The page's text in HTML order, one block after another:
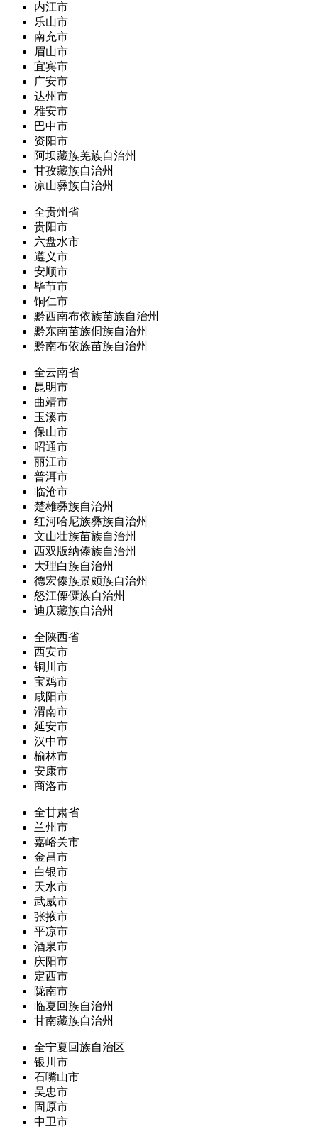
内江市
乐山市
南充市
眉山市
宜宾市
广安市
达州市
雅安市
巴中市
资阳市
阿坝藏族羌族自治州
甘孜藏族自治州
凉山彝族自治州
全贵州省
贵阳市
六盘水市
遵义市
安顺市
毕节市
铜仁市
黔西南布依族苗族自治州
黔东南苗族侗族自治州
黔南布依族苗族自治州
全云南省
昆明市
曲靖市
玉溪市
保山市
昭通市
丽江市
普洱市
临沧市
楚雄彝族自治州
红河哈尼族彝族自治州
文山壮族苗族自治州
西双版纳傣族自治州
大理白族自治州
德宏傣族景颇族自治州
怒江傈僳族自治州
迪庆藏族自治州
全陕西省
西安市
铜川市
宝鸡市
咸阳市
渭南市
延安市
汉中市
榆林市
安康市
商洛市
全甘肃省
兰州市
嘉峪关市
金昌市
白银市
天水市
武威市
张掖市
平凉市
酒泉市
庆阳市
定西市
陇南市
临夏回族自治州
甘南藏族自治州
全宁夏回族自治区
银川市
石嘴山市
吴忠市
固原市
中卫市